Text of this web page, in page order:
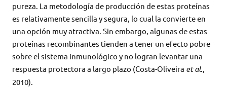
pureza. La metodología de producción de estas proteínas
es relativamente sencilla y segura, lo cual la convierte en
una opción muy atractiva. Sin embargo, algunas de estas
proteínas recombinantes tienden a tener un efecto pobre
sobre el sistema inmunológico y no logran levantar una
respuesta protectora a largo plazo (Costa-Oliveira et al.,
2010).